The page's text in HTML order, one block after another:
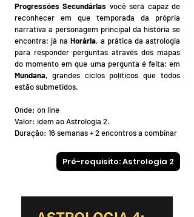
Progressões Secundárias você será capaz de
reconhecer em que temporada da própria
narrativa a personagem principal da história se
encontra; já naHorária, a prática da astrologia
para responder perguntas através dos mapas
do momento em que uma pergunta é feita; em
Mundana, grandes ciclos políticos que todos
estão submetidos.
​Onde: on line
Valor: idem ao Astrologia 2.
Duração: 16 semanas ​​​+ 2 encontros a combinar
Pré-requisito: Astrologia 2